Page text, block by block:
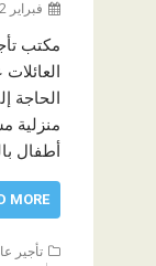
فبراير 12, 2026
مكتب
الحاجة
منزلية
أطفال
MORE
تأجير